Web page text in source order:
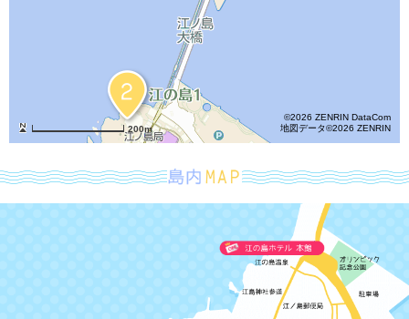
200m
©2026 ZENRIN DataCom
地図データ©2026 ZENRIN